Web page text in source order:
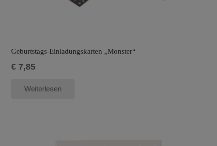
Geburtstags-Einladungskarten „Monster“
€7,85
Weiterlesen